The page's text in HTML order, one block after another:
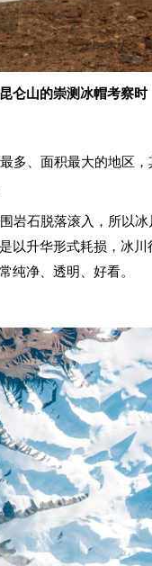
仑山的崇测冰帽考察时
、面积最大的地区
岩石脱落滚入，所以
以升华形式耗损，冰
纯净、透明、好看。